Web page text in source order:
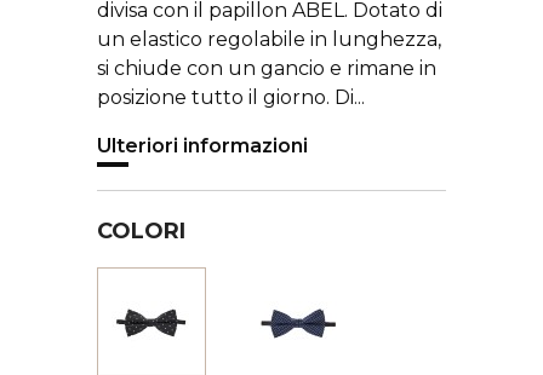
divisa con il papillon ABEL. Dotato di
un elastico regolabile in lunghezza,
si chiude con un gancio e rimane in
posizione tutto il giorno. Di...
Ulteriori informazioni
COLORI